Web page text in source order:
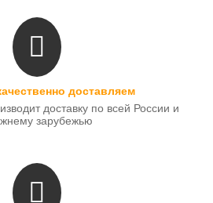
доставляем
доставку по всей России и
зарубежью